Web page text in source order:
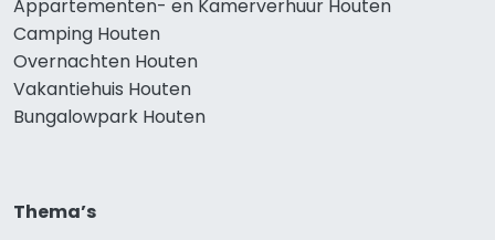
Appartementen- en Kamerverhuur Houten
Camping Houten
Overnachten Houten
Vakantiehuis Houten
Bungalowpark Houten
Thema’s